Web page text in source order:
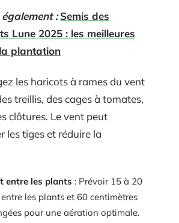
: Semis des
Lune 2025 : les meilleures
plantation
les haricots à rames du vent
treillis, des cages à tomates,
clôtures. Le vent peut
les tiges et réduire la
entre les plants : Prévoir 15 à 20
les plants et 60 centimètres
pour une aération optimale.